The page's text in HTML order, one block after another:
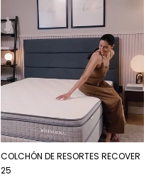
COLCHÓN DE RESORTES RECOVER
25